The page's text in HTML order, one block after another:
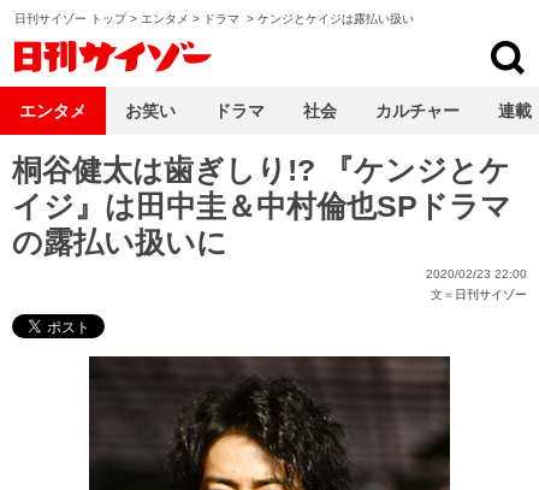
日刊サイゾー トップ> エンタメ > ドラマ > ケンジとケイジは露払い扱い
桐谷健太は歯ぎしり!? 『ケンジとケ
イジ』は田中圭＆中村倫也SPドラマ
の露払い扱いに
2020/02/23 22:00
文＝ 日刊サイゾー
エンタメ お笑い ドラマ 社会 カルチャー 連載